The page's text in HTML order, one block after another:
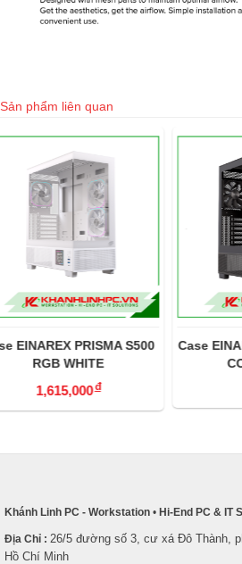
Sản phẩm liên quan
Case EINAREX PRISMA S501D
CORE BLACK
Liên hệ
Case
Khánh Linh PC - Workstation • Hi-End PC & IT
Địa Chỉ : 26/5 đường số 3, cư xá Đô Thành,
Hồ Chí Minh